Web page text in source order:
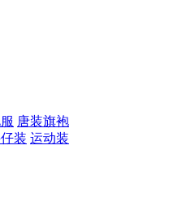
唐装旗袍
装 运动装